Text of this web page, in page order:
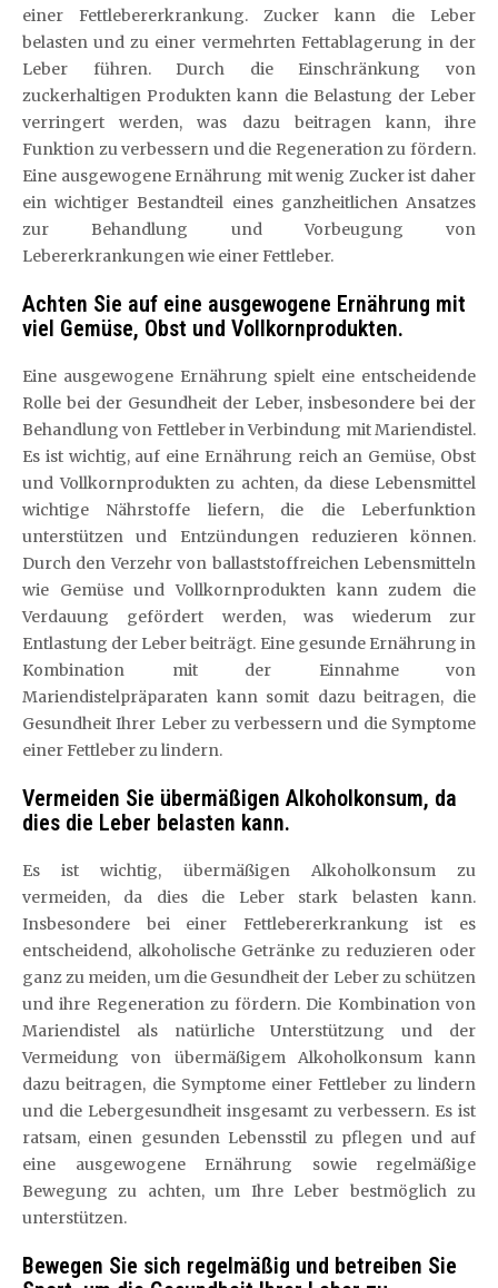
einer Fettlebererkrankung. Zucker kann die Leber
belasten und zu einer vermehrten Fettablagerung in der
Leber führen. Durch die Einschränkung von
zuckerhaltigen Produkten kann die Belastung der Leber
verringert werden, was dazu beitragen kann, ihre
Funktion zu verbessern und die Regeneration zu fördern.
Eine ausgewogene Ernährung mit wenig Zucker ist daher
ein wichtiger Bestandteil eines ganzheitlichen Ansatzes
zur Behandlung und Vorbeugung von
Lebererkrankungen wie einer Fettleber.
Achten Sie auf eine ausgewogene Ernährung mit
viel Gemüse, Obst und Vollkornprodukten.
Eine ausgewogene Ernährung spielt eine entscheidende
Rolle bei der Gesundheit der Leber, insbesondere bei der
Behandlung von Fettleber in Verbindung mit Mariendistel.
Es ist wichtig, auf eine Ernährung reich an Gemüse, Obst
und Vollkornprodukten zu achten, da diese Lebensmittel
wichtige Nährstoffe liefern, die die Leberfunktion
unterstützen und Entzündungen reduzieren können.
Durch den Verzehr von ballaststoffreichen Lebensmitteln
wie Gemüse und Vollkornprodukten kann zudem die
Verdauung gefördert werden, was wiederum zur
Entlastung der Leber beiträgt. Eine gesunde Ernährung in
Kombination mit der Einnahme von
Mariendistelpräparaten kann somit dazu beitragen, die
Gesundheit Ihrer Leber zu verbessern und die Symptome
einer Fettleber zu lindern.
Vermeiden Sie übermäßigen Alkoholkonsum, da
dies die Leber belasten kann.
Es ist wichtig, übermäßigen Alkoholkonsum zu
vermeiden, da dies die Leber stark belasten kann.
Insbesondere bei einer Fettlebererkrankung ist es
entscheidend, alkoholische Getränke zu reduzieren oder
ganz zu meiden, um die Gesundheit der Leber zu schützen
und ihre Regeneration zu fördern. Die Kombination von
Mariendistel als natürliche Unterstützung und der
Vermeidung von übermäßigem Alkoholkonsum kann
dazu beitragen, die Symptome einer Fettleber zu lindern
und die Lebergesundheit insgesamt zu verbessern. Es ist
ratsam, einen gesunden Lebensstil zu pflegen und auf
eine ausgewogene Ernährung sowie regelmäßige
Bewegung zu achten, um Ihre Leber bestmöglich zu
unterstützen.
Bewegen Sie sich regelmäßig und betreiben Sie